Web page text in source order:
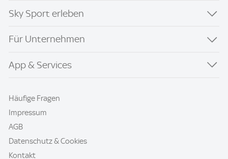
Sky Sport erleben
Für Unternehmen
App & Services
Häufige Fragen
Impressum
AGB
Datenschutz & Cookies
Kontakt